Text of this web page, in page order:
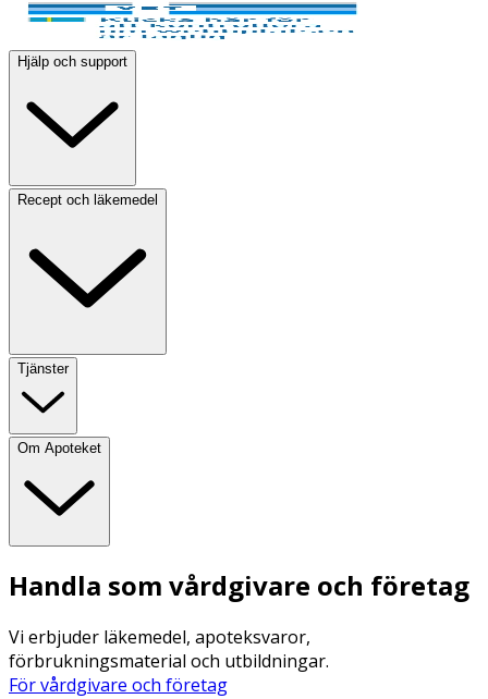
Hjälp och support
Recept och läkemedel
Tjänster
Om Apoteket
Handla som vårdgivare och företag
Vi erbjuder läkemedel, apoteksvaror,
förbrukningsmaterial och utbildningar.
För vårdgivare och företag